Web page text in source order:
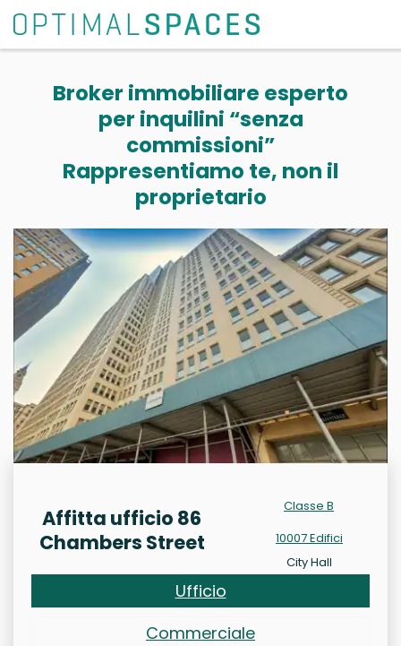
Broker immobiliare esperto
per inquilini “senza
commissioni”
Rappresentiamo te, non il
proprietario
Affitta ufficio 86
Chambers Street
Classe B
10007 Edifici
City Hall
Ufficio
Commerciale